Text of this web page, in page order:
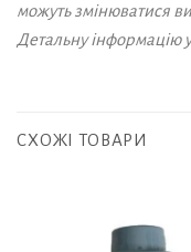
можуть змінюватися
Детальну інформацію
СХОЖІ ТОВАРИ